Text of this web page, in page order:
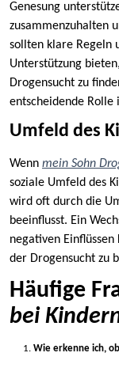
Genesung
zusammenzuhalten
sollten klare Regeln
Unterstützung
Drogensucht zu
entscheidende Rolle
Umfeld des
Wenn mein Sohn
soziale Umfeld des
wird oft durch die
beeinflusst. Ein
negativen
der Drogensucht zu
Häufige
bei
Wie erkenne ich, ob